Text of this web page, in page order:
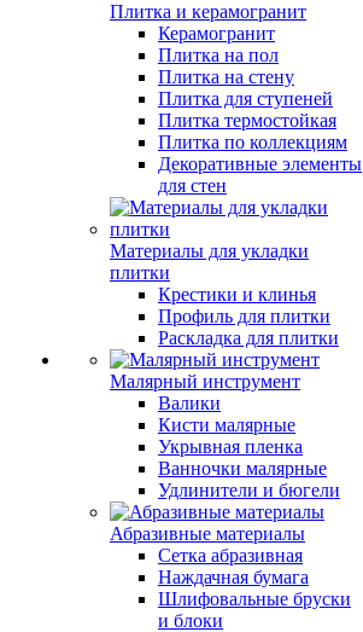
Плитка и керамогранит
Керамогранит
Плитка на пол
Плитка на стену
Плитка для ступеней
Плитка термостойкая
Плитка по коллекциям
Декоративные элементы
для стен
Материалы для укладки
плитки
Крестики и клинья
Профиль для плитки
Раскладка для плитки
Малярный инструмент
Валики
Кисти малярные
Укрывная пленка
Ванночки малярные
Удлинители и бюгели
Абразивные материалы
Сетка абразивная
Наждачная бумага
Шлифовальные бруски
и блоки